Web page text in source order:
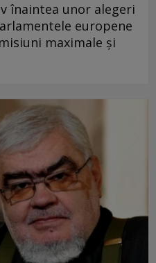
înaintea unor alegeri
europene
maximale și